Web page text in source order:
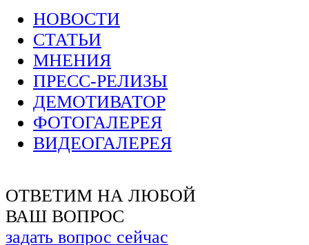
НОВОСТИ
СТАТЬИ
МНЕНИЯ
ПРЕСС-РЕЛИЗЫ
ДЕМОТИВАТОР
ФОТОГАЛЕРЕЯ
ВИДЕОГАЛЕРЕЯ
ОТВЕТИМ НА ЛЮБОЙ
ВАШ ВОПРОС
задать вопрос сейчас